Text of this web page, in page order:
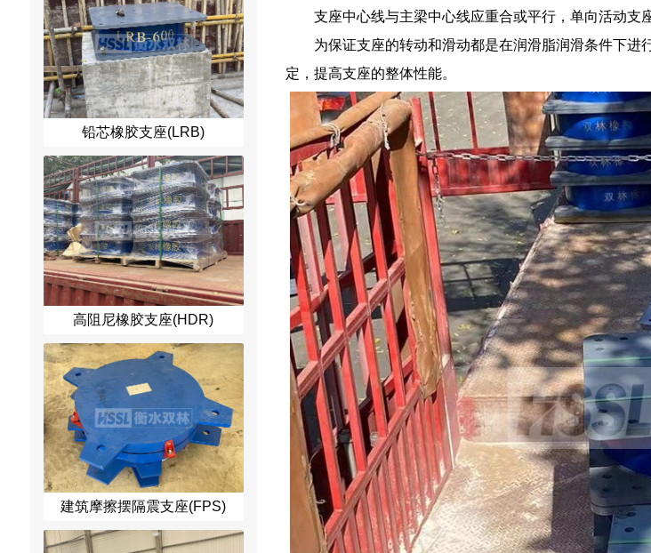
铅芯橡胶支座(LRB)
高阻尼橡胶支座(HDR)
建筑摩擦摆隔震支座(FPS)
支座中心线与主梁中心线应重合或平行，单向活动支
为保证支座的转动和滑动都是在润滑脂润滑条件下
定，提高支座的整体性能。